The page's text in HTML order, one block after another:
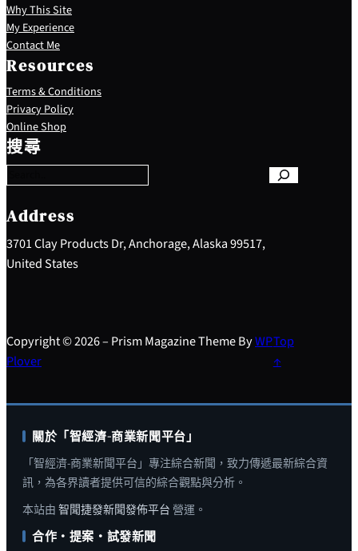
Why This Site
My Experience
Contact Me
Resources
Terms & Conditions
Privacy Policy
Online Shop
搜尋
S
e
a
c
h
Address
3701 Clay Products Dr, Anchorage, Alaska 99517,
United States
Copyright © 2026 – Prism Magazine Theme ByWP
Plover
Top
↑
關於「智經濟-商業新聞平台」
「智經濟-商業新聞平台」專注綜合新聞，致力傳遞最新綜合資
訊，為各界讀者提供可信的綜合觀點與分析。
本站由 智聞捷發新聞發佈平台 營運。
合作・提案・試發新聞